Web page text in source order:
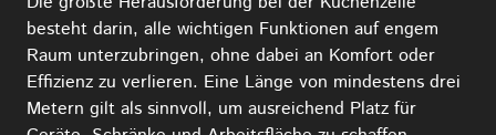
besteht darin, alle wichtigen Funktionen auf engem
Raum unterzubringen, ohne dabei an Komfort oder
Effizienz zu verlieren. Eine Länge von mindestens drei
Metern gilt als sinnvoll, um ausreichend Platz für